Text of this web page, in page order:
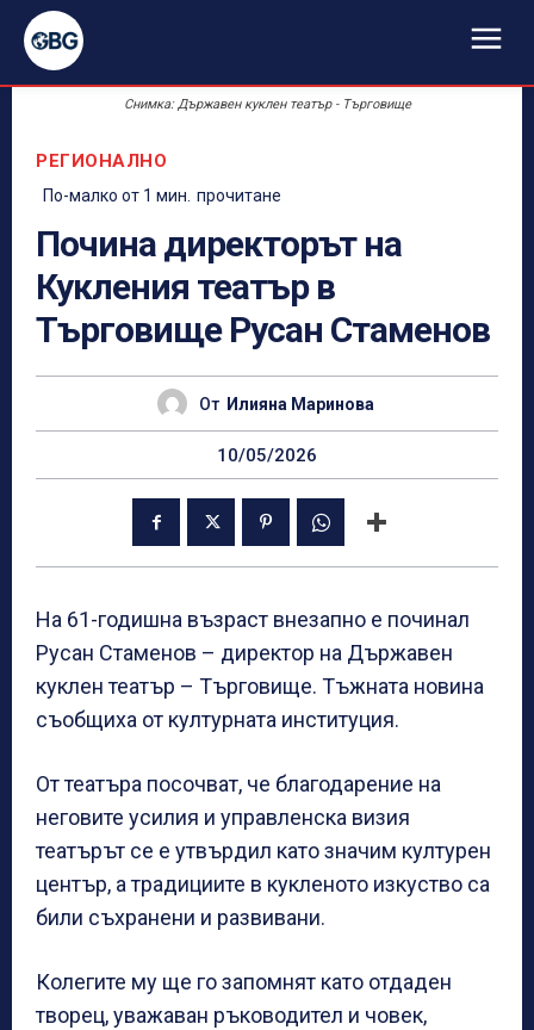
Снимка: Държавен куклен театър - Търговище
РЕГИОНАЛНО
По-малко от 1 мин. прочитане
Почина директорът на
Кукления театър в
Търговище Русан Стаменов
От Илияна Маринова
10/05/2026
На 61-годишна възраст внезапно е починал
Русан Стаменов – директор на Държавен
куклен театър – Търговище. Тъжната новина
съобщиха от културната институция.
От театъра посочват, че благодарение на
неговите усилия и управленска визия
театърът се е утвърдил като значим културен
център, а традициите в кукленото изкуство са
били съхранени и развивани.
Колегите му ще го запомнят като отдаден
творец, уважаван ръководител и човек,